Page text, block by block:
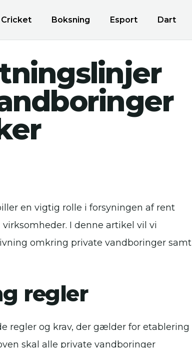
Cricket Boksning Esport Dart
en vigtig rolle i forsyningen af rent
I denne artikel vil vi
omkring private vandboringer samt
regler
regler og krav, der gælder for etablering
skal alle private vandboringer